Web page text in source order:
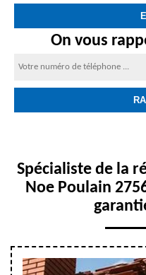
On vous
Spécialiste de la
Noe Poulain